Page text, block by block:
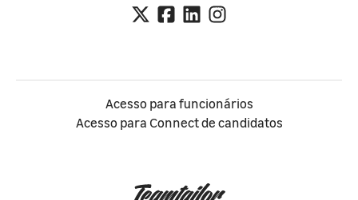
Acesso para funcionários
Acesso para Connect de candidatos